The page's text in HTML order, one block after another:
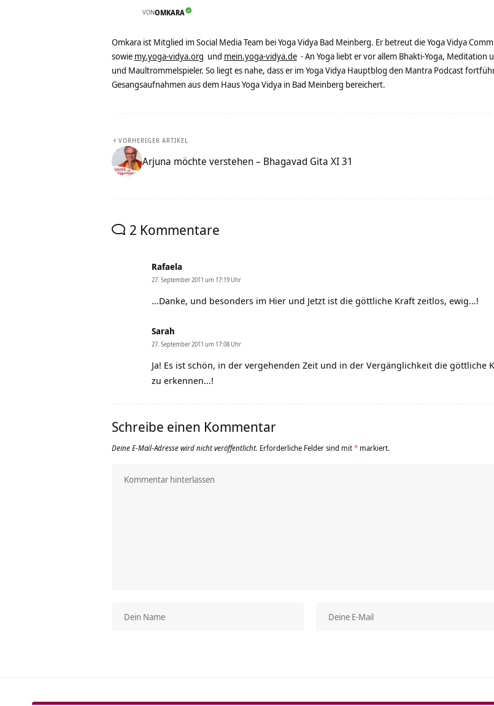
VONOMKARA
Omkara ist Mitglied im Social Media Team bei Yoga Vidya Bad Meinberg. Er betreut die Yoga Vidya
sowie my.yoga-vidya.org und mein.yoga-vidya.de - An Yoga liebt er vor allem Bhakti-Yoga,
und Maultrommelspieler. So liegt es nahe, dass er im Yoga Vidya Hauptblog den Mantra Podcast
Gesangsaufnahmen aus dem Haus Yoga Vidya in Bad Meinberg bereichert.
VORHERIGER ARTIKEL
Arjuna möchte verstehen – Bhagavad Gita XI 31
2 Kommentare
Rafaela
27. September 2011 um 17:19 Uhr
…Danke, und besonders im Hier und Jetzt ist die göttliche Kraft zeitlos, ewig…!
Sarah
27. September 2011 um 17:08 Uhr
Ja! Es ist schön, in der vergehenden Zeit und in der Vergänglichkeit die göttliche
zu erkennen…!
Schreibe einen Kommentar
Deine E-Mail-Adresse wird nicht veröffentlicht. Erforderliche Felder sind mit* markiert.